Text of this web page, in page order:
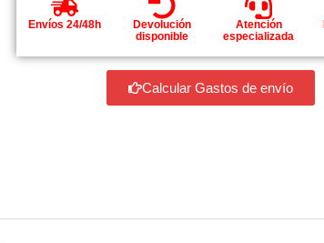
Envíos 24/48h
Devolución
disponible
Atención
especializada
Calcular Gastos de envío